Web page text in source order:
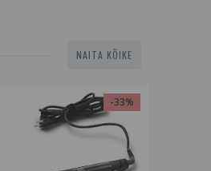
NAITA KÕIKE
-33%